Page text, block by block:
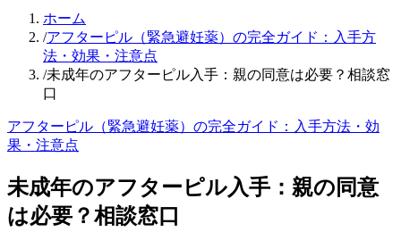
ホーム
/アフターピル（緊急避妊薬）の完全ガイド：入手方
法・効果・注意点
/未成年のアフターピル入手：親の同意は必要？相談窓
口
アフターピル（緊急避妊薬）の完全ガイド：入手方法・効
果・注意点
未成年のアフターピル入手：親の同意
は必要？相談窓口